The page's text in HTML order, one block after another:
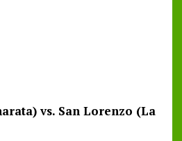
vs. San Lorenzo (La